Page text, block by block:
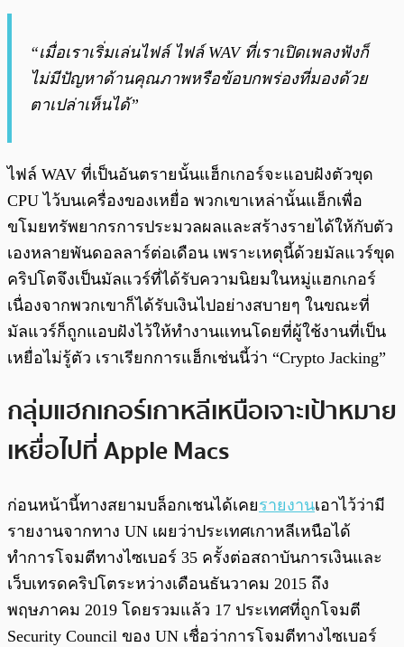
“เมื่อเราเริ่มเล่นไฟล์ ไฟล์ WAV ที่เราเปิดเพลงฟังก็
ไม่มีปัญหาด้านคุณภาพหรือข้อบกพร่องที่มองด้วย
ตาเปล่าเห็นได้”
ไฟล์ WAV ที่เป็นอันตรายนั้นแฮ็กเกอร์จะแอบฝังตัวขุด
CPU ไว้บนเครื่องของเหยื่อ พวกเขาเหล่านั้นแฮ็กเพื่อ
ขโมยทรัพยากรการประมวลผลและสร้างรายได้ให้กับตัว
เองหลายพันดอลลาร์ต่อเดือน เพราะเหตุนี้ด้วยมัลแวร์ขุด
คริปโตจึงเป็นมัลแวร์ที่ได้รับความนิยมในหมู่แฮกเกอร์
เนื่องจากพวกเขาก็ได้รับเงินไปอย่างสบายๆ ในขณะที่
มัลแวร์ก็ถูกแอบฝังไว้ให้ทำงานแทนโดยที่ผู้ใช้งานที่เป็น
เหยื่อไม่รู้ตัว เราเรียกการแฮ็กเช่นนี้ว่า “Crypto Jacking”
กลุ่มแฮกเกอร์เกาหลีเหนือเจาะเป้าหมาย
เหยื่อไปที่ Apple Macs
ก่อนหน้านี้ทางสยามบล็อกเชนได้เคยรายงานเอาไว้ว่ามี
รายงานจากทาง UN เผยว่าประเทศเกาหลีเหนือได้
ทำการโจมตีทางไซเบอร์ 35 ครั้งต่อสถาบันการเงินและ
เว็บเทรดคริปโตระหว่างเดือนธันวาคม 2015 ถึง
พฤษภาคม 2019 โดยรวมแล้ว 17 ประเทศที่ถูกโจมตี
Security Council ของ UN เชื่อว่าการโจมตีทางไซเบอร์